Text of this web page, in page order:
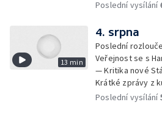
Milana Knížáka —
Poslední vysílání
13 min
4. srpna
Poslední
Veřejnost se s
— Kritika nové
Krátké zprávy z
mostu —
Poslední vysílání